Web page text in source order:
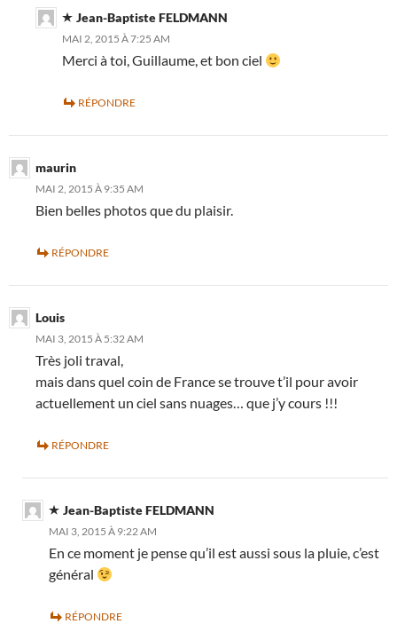
Jean-Baptiste FELDMANN
MAI 2, 2015 À 7:25 AM
Merci à toi, Guillaume, et bon ciel
RÉPONDRE
maurin
MAI 2, 2015 À 9:35 AM
Bien belles photos que du plaisir.
RÉPONDRE
Louis
MAI 3, 2015 À 5:32 AM
Très joli traval,
mais dans quel coin de France se trouve t’il pour avoir
actuellement un ciel sans nuages… que j’y cours !!!
RÉPONDRE
Jean-Baptiste FELDMANN
MAI 3, 2015 À 9:22 AM
En ce moment je pense qu’il est aussi sous la pluie, c’est
général
RÉPONDRE